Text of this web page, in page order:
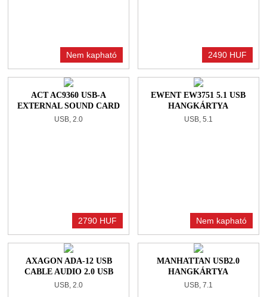
Nem kapható 2490 HUF
ACT AC9360 USB-A
EXTERNAL SOUND CARD
2.0 USB HANGKÁRTYA
USB, 2.0
2790 HUF
EWENT EW3751 5.1 USB
HANGKÁRTYA
USB, 5.1
Nem kapható
AXAGON ADA-12 USB
CABLE AUDIO 2.0 USB
HANGKÁRTYA
USB, 2.0
MANHATTAN USB2.0
HANGKÁRTYA
USB, 7.1